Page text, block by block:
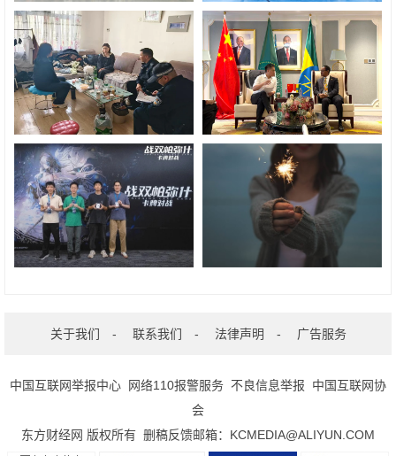
关于我们 - 联系我们 - 法律声明 - 广告服务
中国互联网举报中心 网络110报警服务 不良信息举报
中国互联网协
会
东方财经网 版权所有 删稿反馈邮箱：KCMEDIA@ALIYUN.COM